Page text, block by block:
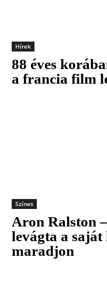
Hírek
88 éves
a francia film
Színes
Aron Ralston
levágta a saját
maradjon